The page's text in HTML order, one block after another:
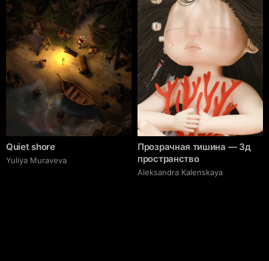
Quiet shore
Yuliya Muraveva
Прозрачная тишина — 3д
пространство
Aleksandra Kalenskaya